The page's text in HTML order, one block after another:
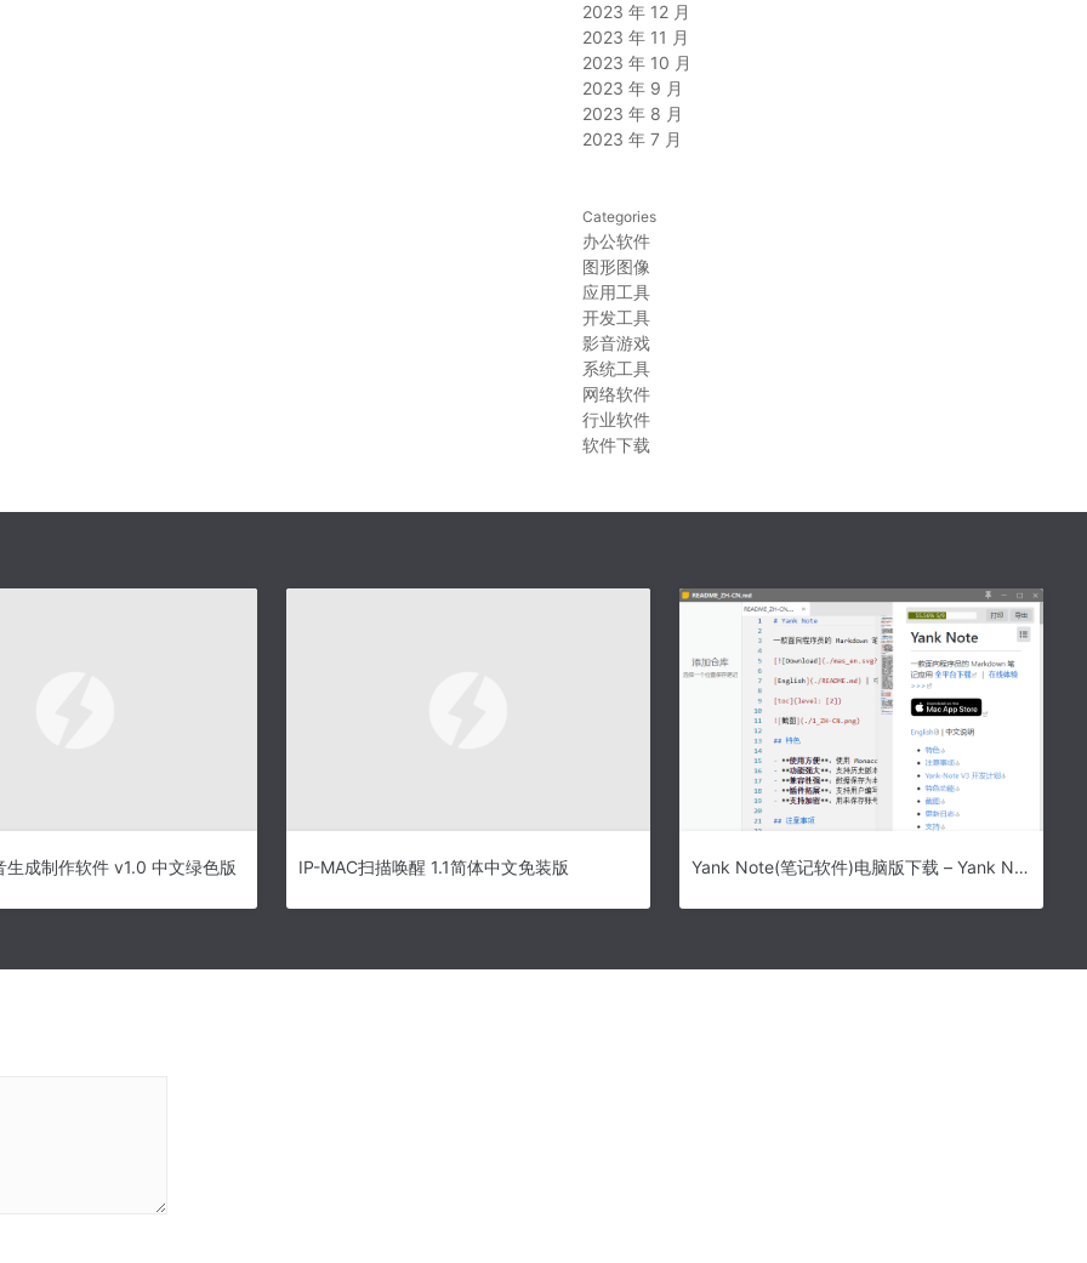
2023 年 12 月
2023 年 11 月
2023 年 10 月
2023 年 9 月
2023 年 8 月
2023 年 7 月
Categories
办公软件
图形图像
应用工具
开发工具
影音游戏
系统工具
网络软件
行业软件
软件下载
生成制作软件 v1.0 中文绿色版 IP-MAC扫描唤醒 1.1简体中文免装版 Yank Note(笔记软件)电脑版下载 – Yank Note(笔记软件) 3.57.0 官方正版